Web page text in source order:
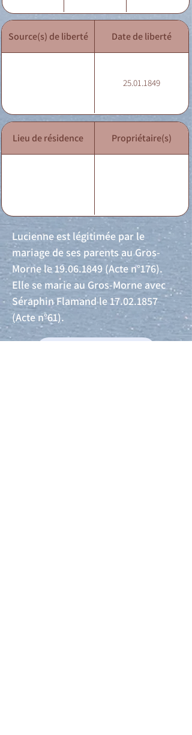
Source(s) de liberté Date de liberté
25.01.1849
Lieu de résidence Propriétaire(s)
Lucienne est légitimée par le
mariage de ses parents au Gros-
Morne le19.06.1849 (Acte n°176).
Elle se marie au Gros-Morne avec
Séraphin Flamand le17.02.1857
(Acte n°61).